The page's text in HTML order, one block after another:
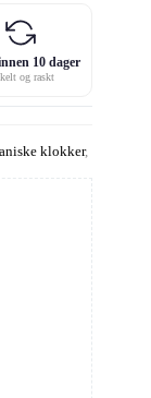
10 dager
og raskt
klokker,